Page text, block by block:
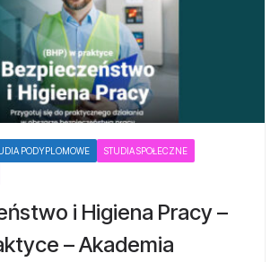
PODYPLOMOWE STUDIA SPOŁECZNE
i Higiena Pracy –
– Akademia